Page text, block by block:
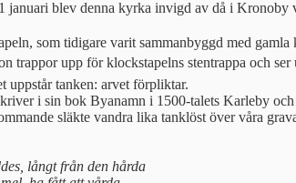
januari blev denna kyrka invigd av då i
som tidigare varit sammanbyggd med
trappor upp för klockstapelns stentrappa och
uppstår tanken: arvet förpliktar.
i sin bok Byanamn i 1500-talets Karleby
släkte vandra lika tanklöst över våra
långt från den hårda